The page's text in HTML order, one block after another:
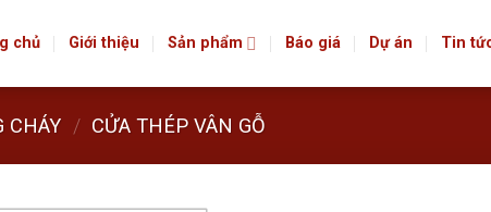
chủ Giới thiệu Sản phẩm Báo giá Dự án Tin
CHÁY / CỬA THÉP VÂN GỖ